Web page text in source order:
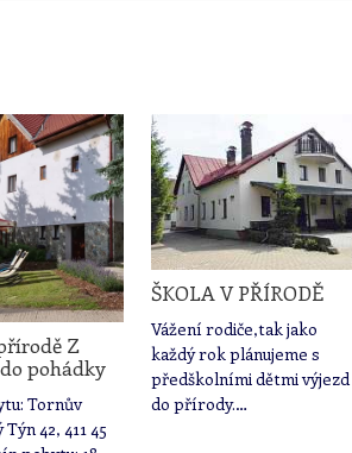
Z
pohádky
Tornův
42, 411 45
ŠKOLA V PŘÍRODĚ
Vážení rodiče,tak jako
každý rok plánujeme s
předškolními dětmi výjezd
do přírody.…